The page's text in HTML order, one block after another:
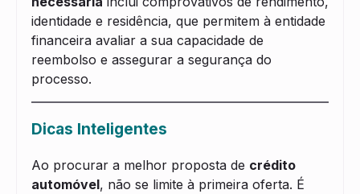
identidade e residência, que permitem à entidade
financeira avaliar a sua capacidade de
reembolso e assegurar a segurança do
processo.
Dicas Inteligentes
Ao procurar a melhor proposta de crédito
automóvel, não se limite à primeira oferta. É